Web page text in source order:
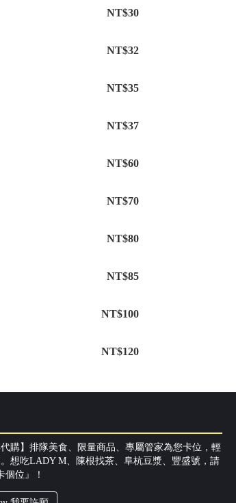
NT$30
NT$32
NT$35
NT$37
NT$60
NT$70
NT$80
NT$85
NT$100
NT$120
代購】排隊美食、限量商品、專屬管家為您卡位，輕
想吃LADY M、陳根找茶、阜杭豆漿、豐盛號，請
個位』！